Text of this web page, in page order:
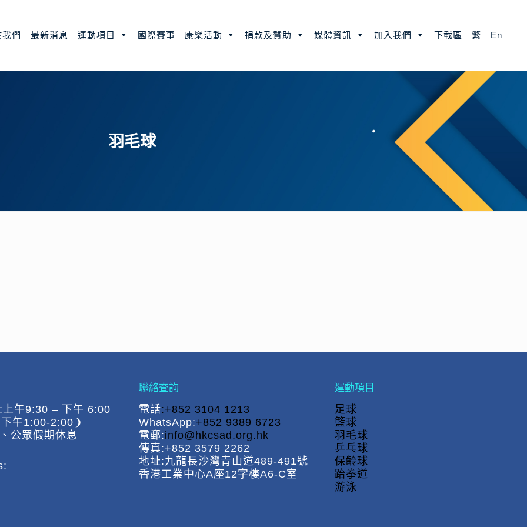
我們 最新消息 運動項目 國際賽事 康樂活動 捐款及贊助 媒體資訊 加入我們 下載區 繁 En
羽毛球
上午9:30 – 下午 6:00
午1:00-2:00❩
公眾假期休息
聯絡查詢
電話:+852 3104 1213
WhatsApp:+852 9389 6723
電郵:info@hkcsad.org.hk
傳真:+852 3579 2262
地址:九龍長沙灣青山道489-491號
香港工業中心A座12字樓A6-C室
運動項目
足球
籃球
羽毛球
乒乓球
保齡球
跆拳道
游泳